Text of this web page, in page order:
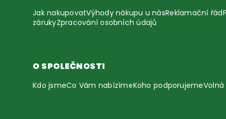
Jak nakupovatVýhody nákupu u násReklamační řád
zárukyZpracování osobních údajů
O SPOLEČNOSTI
Kdo jsmeCo Vám nabízímeKoho podporujeme